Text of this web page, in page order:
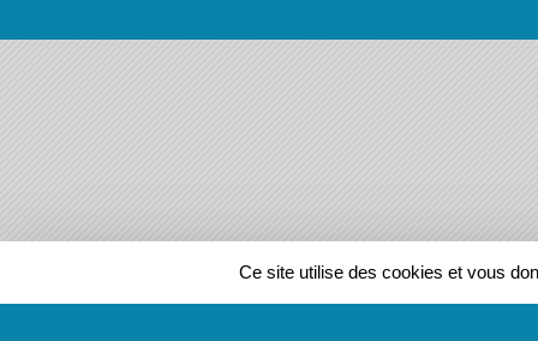
REGIONS
Ce site utilise des cookies et vous